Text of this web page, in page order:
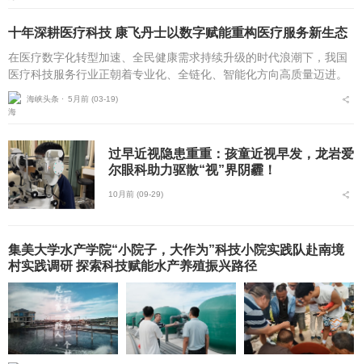
十年深耕医疗科技 康飞丹士以数字赋能重构医疗服务新生态
在医疗数字化转型加速、全民健康需求持续升级的时代浪潮下，我国
医疗科技服务行业正朝着专业化、全链化、智能化方向高质量迈进。
自2016年5月成立以来，北京康飞丹士科技发展有限公司深耕医疗科
技服务近十载，以...
海峡头条 ⋅ 5月前 (03-19)
过早近视隐患重重：孩童近视早发，龙岩爱
尔眼科助力驱散“视”界阴霾！
10月前 (09-29)
集美大学水产学院“小院子，大作为”科技小院实践队赴南境
村实践调研 探索科技赋能水产养殖振兴路径